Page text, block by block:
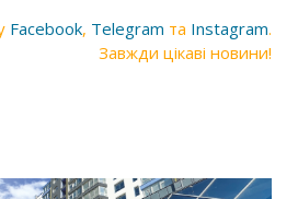
Facebook, Telegram та Instagram.
Завжди цікаві новини!